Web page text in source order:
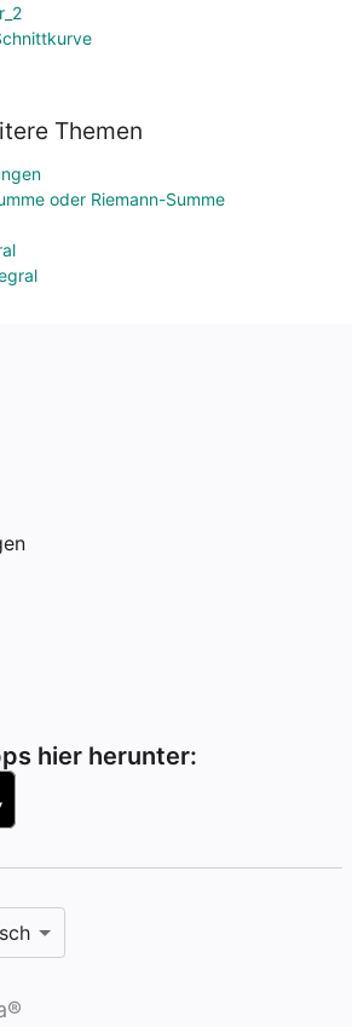
Themen
oder Riemann-Summe
hier herunter: